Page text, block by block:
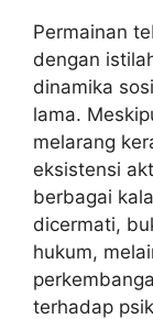
Permainan
dengan
dinamika
lama.
melarang
eksistensi
berbagai
dicermati,
hukum,
terhadap